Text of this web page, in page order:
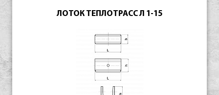
ЛОТОК ТЕПЛОТРАСС Л 1-15